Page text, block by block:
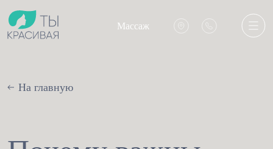
Массаж
На главную